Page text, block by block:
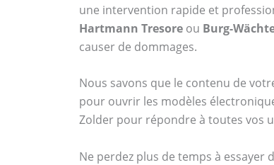
une intervention rapide et
Hartmann Tresore ou Burg-
causer de dommages.
Nous savons que le contenu de
pour ouvrir les modèles
Zolder pour répondre à toutes vos
Ne perdez plus de temps à